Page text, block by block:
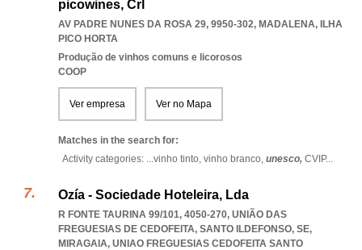
picowines, Crl
AV PADRE NUNES DA ROSA 29, 9950-302, MADALENA, ILHA
PICO HORTA
Produção de vinhos comuns e licorosos
COOP
Ver empresa Ver no Mapa
Matches in the search for:
Activity categories: ...vinho tinto, vinho branco, unesco, CVIP...
Ozía - Sociedade Hoteleira, Lda
R FONTE TAURINA 99/101, 4050-270, UNIÃO DAS
FREGUESIAS DE CEDOFEITA, SANTO ILDEFONSO, SE,
MIRAGAIA, UNIAO FREGUESIAS CEDOFEITA SANTO